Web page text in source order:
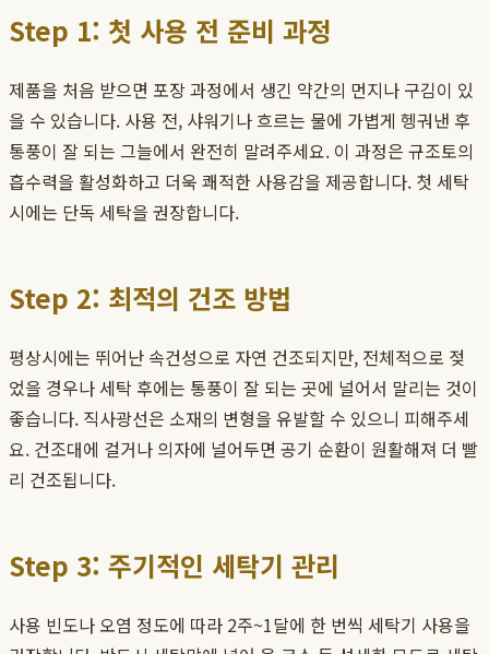
Step 1: 첫 사용 전 준비 과정
제품을 처음 받으면 포장 과정에서 생긴 약간의 먼지나 구김이 있
을 수 있습니다. 사용 전, 샤워기나 흐르는 물에 가볍게 헹궈낸 후
통풍이 잘 되는 그늘에서 완전히 말려주세요. 이 과정은 규조토의
흡수력을 활성화하고 더욱 쾌적한 사용감을 제공합니다. 첫 세탁
시에는 단독 세탁을 권장합니다.
Step 2: 최적의 건조 방법
평상시에는 뛰어난 속건성으로 자연 건조되지만, 전체적으로 젖
었을 경우나 세탁 후에는 통풍이 잘 되는 곳에 널어서 말리는 것이
좋습니다. 직사광선은 소재의 변형을 유발할 수 있으니 피해주세
요. 건조대에 걸거나 의자에 널어두면 공기 순환이 원활해져 더 빨
리 건조됩니다.
Step 3: 주기적인 세탁기 관리
사용 빈도나 오염 정도에 따라 2주~1달에 한 번씩 세탁기 사용을